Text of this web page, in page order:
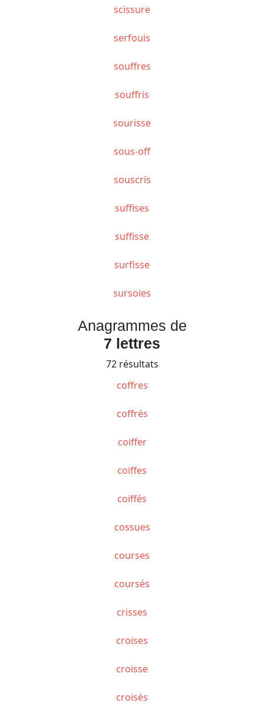
scissure
serfouis
souffres
souffris
sourisse
sous-off
souscris
suffises
suffisse
surfisse
sursoies
Anagrammes de
7 lettres
72 résultats
coffres
coffrés
coiffer
coiffes
coiffés
cossues
courses
coursés
crisses
croises
croisse
croisés